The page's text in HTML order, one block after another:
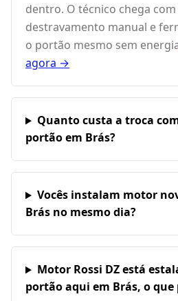
dentro. O técnico chega
destravamento manual e
o portão mesmo sem
agora →
Quanto custa a troca
portão em Brás?
Vocês instalam motor
Brás no mesmo dia?
Motor Rossi DZ está
portão aqui em Brás, o que